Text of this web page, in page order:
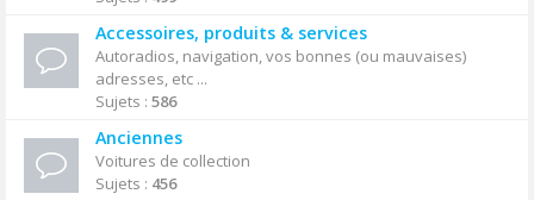
Accessoires, produits & services
Autoradios, navigation, vos bonnes (ou mauvaises)
adresses, etc ...
Sujets : 586
Anciennes
Voitures de collection
Sujets : 456